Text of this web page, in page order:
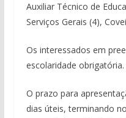
Auxiliar Técnico de
Serviços Gerais (4),
Os interessados em
escolaridade obrigatória.
O prazo para
dias úteis, terminando